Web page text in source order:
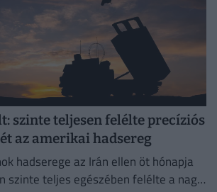
szinte teljesen felélte precíziós
az amerikai hadsereg
hadserege az Irán ellen öt hónapja
szinte teljes egészében felélte a nagy